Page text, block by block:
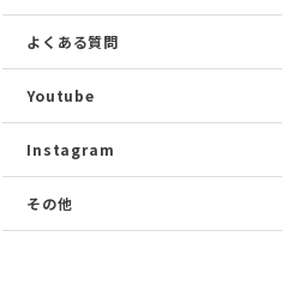
よくある質問
Youtube
Instagram
その他